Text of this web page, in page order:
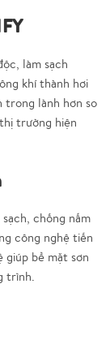
làm sạch
khí thành hơi
trong lành hơn so
trường hiện
chống nấm
công nghệ tiến
giúp bề mặt sơn
trình.